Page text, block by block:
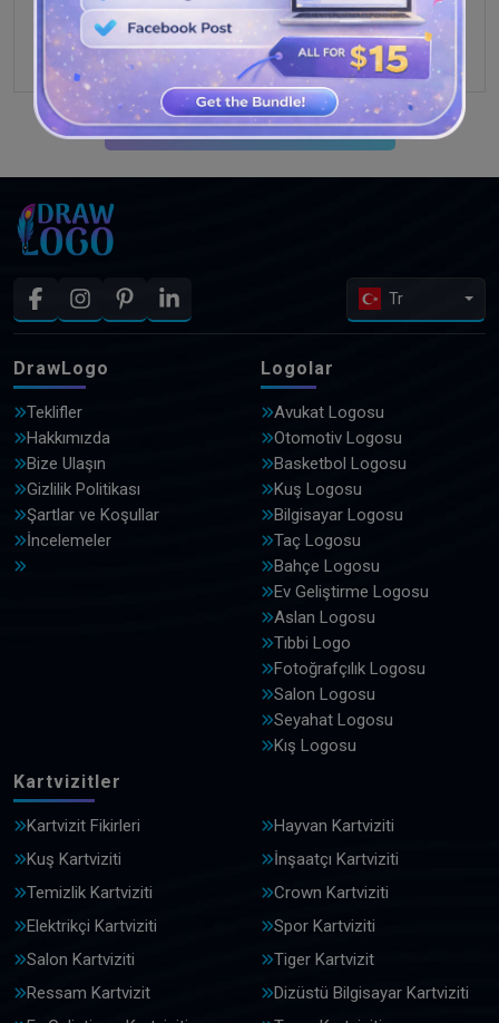
DAHA FAZLA TASARIM GÖRÜN
Tr
DrawLogo
Teklifler
Hakkımızda
Bize Ulaşın
Gizlilik Politikası
Şartlar ve Koşullar
İncelemeler
Logolar
Avukat Logosu
Otomotiv Logosu
Basketbol Logosu
Kuş Logosu
Bilgisayar Logosu
Taç Logosu
Bahçe Logosu
Ev Geliştirme Logosu
Aslan Logosu
Tıbbi Logo
Fotoğrafçılık Logosu
Salon Logosu
Seyahat Logosu
Kış Logosu
Kartvizitler
Kartvizit Fikirleri
Hayvan Kartviziti
Kuş Kartviziti
İnşaatçı Kartviziti
Temizlik Kartviziti
Crown Kartviziti
Elektrikçi Kartviziti
Spor Kartviziti
Salon Kartviziti
Tiger Kartvizit
Ressam Kartvizit
Dizüstü Bilgisayar Kartviziti